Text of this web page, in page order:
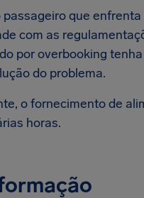
que
com as
por overbooking
do problema.
o fornecimento de
horas.